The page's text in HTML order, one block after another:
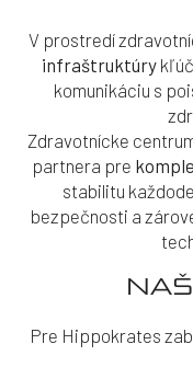
V prostredí
infraštruktúry
komunikáciu s
Zdravotnícke
partnera pre
stabilitu
bezpečnosti a
Pre Hippokrates